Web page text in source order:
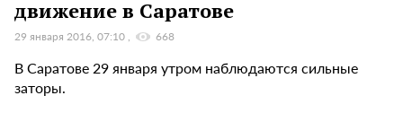
движение в Саратове
29 января 2016, 07:10 668
В Саратове 29 января утром наблюдаются сильные
заторы.